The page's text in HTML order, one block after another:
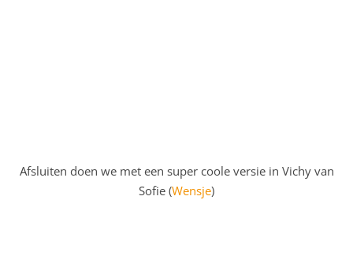
Afsluiten doen we met een super coole versie in Vichy van
Sofie (Wensje)